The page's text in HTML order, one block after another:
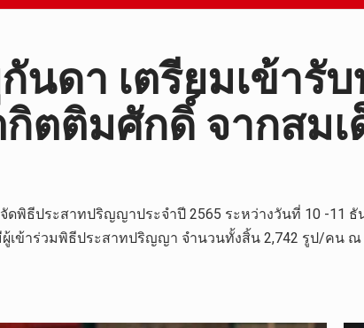
นดา เตรียมเข้า
ติมศักดิ์ จากสมเ
พิธีประสาทปริญญาประจำปี 2565 ระหว่างวันที่ 10 -11
ข้าร่วมพิธีประสาทปริญญา จำนวนทั้งสิ้น 2,742 รูป/คน